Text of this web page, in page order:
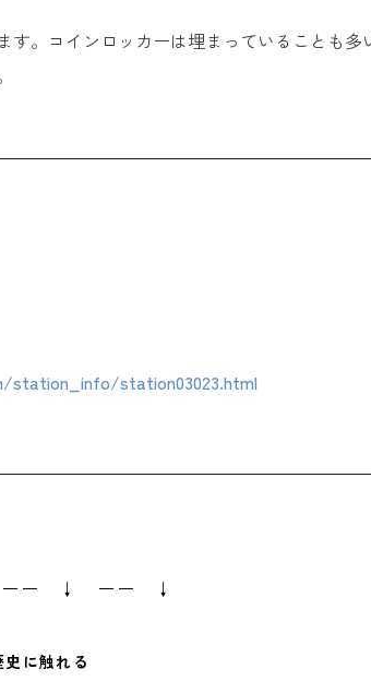
。コインロッカーは埋まっていることも
station03023.html
ー ↓ ーー ↓
に触れる